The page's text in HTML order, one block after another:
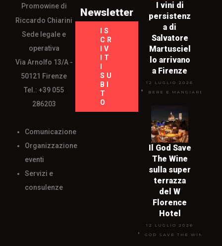
Promowine di
Riccardo Chiarini
Sede legale e
operativa
Via Arnolfo 13/A -
50121 Firenze
Tel.: +39 055
286203
Comunicazione
Organizzazione
eventi
Servizi e
consulenze
Newsletter
IS
CR
IV
IT
SU
BI
T
O
I vini di
persistenz
a di
Salvatore
Martusciel
lo arrivano
a Firenze
12 LUGLIO 2026
BERE E MANGIARE
Il God Save
The Wine
sulla super
terrazza
del W
Florence
Hotel
12 LUGLIO 2026
GOD SAVE THE WINE